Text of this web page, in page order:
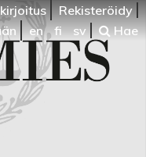
Rekisteröidy
en fi sv Hae